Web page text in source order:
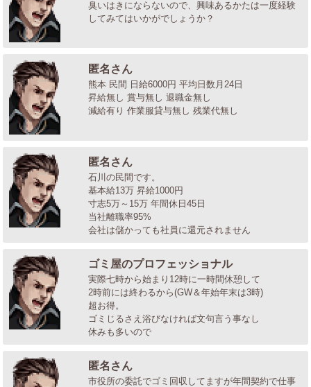
臭いはきにならないので、興味あるかたは一度経験
してみてはいかがでしょうか？
匿名さん
熊本 民間 日給6000円 平均日数月24日
昇給無し 賞与無し 退職金無し
減給有り 作業服貸与無し 残業代無し
匿名さん
石川の民間です。
基本給13万 昇給1000円
寸志5万～15万 年間休日45日
当社離職率95%
会社は儲かっても社員に還元されません
ゴミ屋のプロフェッショナル
実際七時から始まり12時に一時間休憩して
2時前には終わるから(GW＆年始年末は3時)
超お得。
ゴミじるさえ浴びなければ文句言う事なし
休みも多いので
匿名さん
市役所の委託でゴミ回収してますが年間契約で仕事